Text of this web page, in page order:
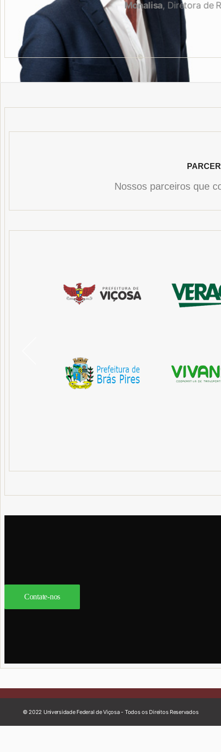
da Cooperativa Beta.
Nossos parceiros que
Contate-nos
© 2022 Universidade Federal de Viçosa - Todos os Direitos Reservados